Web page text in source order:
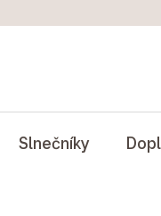
Slnečníky